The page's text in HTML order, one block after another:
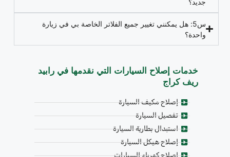
س5: هل يمكنني تغيير جميع الفلاتر الخاصة بي في زيارة
واحدة؟
خدمات إصلاح السيارات التي نقدمها في رابيد
ريف كراج
إصلاح مكيف السيارة
تفصيل السيارة
استبدال بطارية السيارة
إصلاح هيكل السيارة